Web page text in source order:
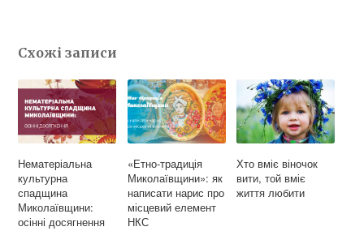
o
o
k
r
a
m
e
r
Схожі записи
Нематеріальна
культурна
спадщина
Миколаївщини:
осінні досягнення
«Етно-традиція
Миколаївщини»: як
написати нарис про
місцевий елемент
НКС
Хто вміє віночок
вити, той вміє
життя любити